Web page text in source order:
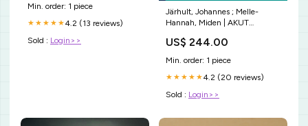
Min. order: 1 piece
★★★★★4.2 (13 reviews)
Sold : Login>>
Järhult, Johannes ; Melle-
Hannah, Miden | AKUT
US$ 244.00
Min. order: 1 piece
★★★★★4.2 (20 reviews)
Sold : Login>>